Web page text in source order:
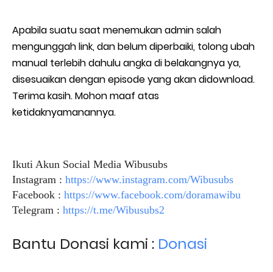
Apabila suatu saat menemukan admin salah
mengunggah link, dan belum diperbaiki, tolong ubah
manual terlebih dahulu angka di belakangnya ya,
disesuaikan dengan episode yang akan didownload.
Terima kasih. Mohon maaf atas
ketidaknyamanannya.
Ikuti Akun Social Media Wibusubs
Instagram : https://www.instagram.com/Wibusubs
Facebook : https://www.facebook.com/doramawibu
Telegram : https://t.me/Wibusubs2
Bantu Donasi kami : Donasi